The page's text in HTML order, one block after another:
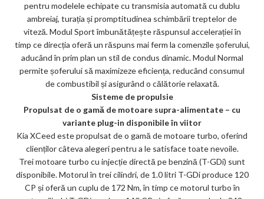
pentru modelele echipate cu transmisia automată cu dublu
ambreiaj, turația și promptitudinea schimbării treptelor de
viteză. Modul Sport îmbunătățește răspunsul accelerației în
timp ce direcția oferă un răspuns mai ferm la comenzile șoferului,
aducând în prim plan un stil de condus dinamic. Modul Normal
permite șoferului să maximizeze eficiența, reducând consumul
de combustibil și asigurând o călătorie relaxată.
Sisteme de propulsie
Propulsat de o gamă de motoare supra-alimentate – cu
variante plug-in disponibile în viitor
Kia XCeed este propulsat de o gamă de motoare turbo, oferind
clienților câteva alegeri pentru a le satisface toate nevoile.
Trei motoare turbo cu injecție directă pe benzină (T-GDi) sunt
disponibile. Motorul în trei cilindri, de 1.0 litri T-GDi produce 120
CP și oferă un cuplu de 172 Nm, în timp ce motorul turbo în